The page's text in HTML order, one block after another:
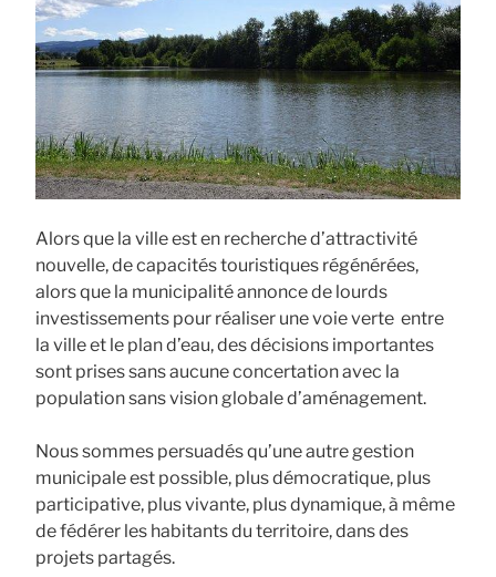
Alors que la ville est en recherche d’attractivité
nouvelle, de capacités touristiques régénérées,
alors que la municipalité annonce de lourds
investissements pour réaliser une voie verte entre
la ville et le plan d’eau, des décisions importantes
sont prises sans aucune concertation avec la
population sans vision globale d’aménagement.
Nous sommes persuadés qu’une autre gestion
municipale est possible, plus démocratique, plus
participative, plus vivante, plus dynamique, à même
de fédérer les habitants du territoire, dans des
projets partagés.